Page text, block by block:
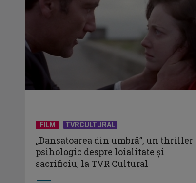
FILM TVRCULTURAL
„Dansatoarea din umbră”, un thriller
psihologic despre loialitate și
sacrificiu, la TVR Cultural